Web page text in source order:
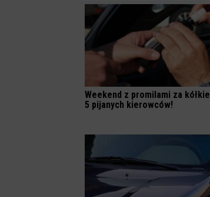
Weekend z promilami za
5 pijanych kierowców!